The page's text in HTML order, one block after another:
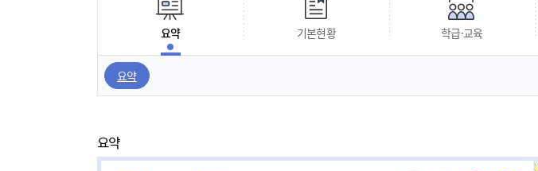
요약 기본현황 학급·교육
요약
요약